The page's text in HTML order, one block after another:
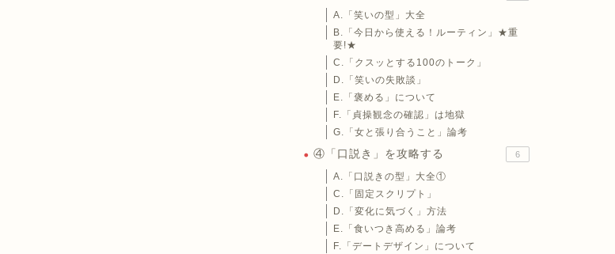
A.「笑いの型」大全
B.「今日から使える！ルーティン」★重
要!★
C.「クスッとする100のトーク」
D.「笑いの失敗談」
E.「褒める」について
F.「貞操観念の確認」は地獄
G.「女と張り合うこと」論考
④「口説き」を攻略する 6
A.「口説きの型」大全①
C.「固定スクリプト」
D.「変化に気づく」方法
E.「食いつき高める」論考
F.「デートデザイン」について